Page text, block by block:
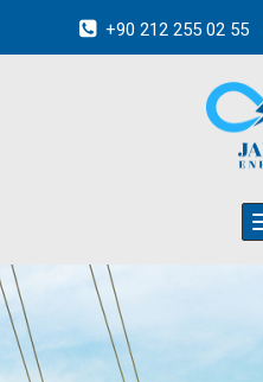
+90 212 255 02 55